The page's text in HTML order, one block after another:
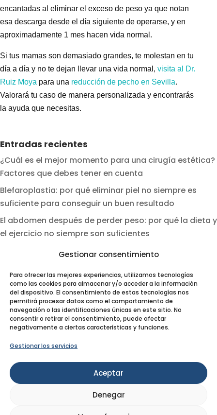
Gestionar consentimiento
Para ofrecer las mejores experiencias, utilizamos tecnologías
como las cookies para almacenar y/o acceder a la información
del dispositivo. El consentimiento de estas tecnologías nos
permitirá procesar datos como el comportamiento de
navegación o las identificaciones únicas en este sitio. No
consentir o retirar el consentimiento, puede afectar
negativamente a ciertas características y funciones.
Gestionar los servicios
Aceptar
Denegar
encantadas al eliminar el exceso de peso ya que notan
esa descarga desde el día siguiente de operarse, y en
aproximadamente 1 mes hacen vida normal.
Si tus mamas son demasiado grandes, te molestan en tu
día a día y no te dejan llevar una vida normal, visita al
Dr.
Ruiz Moya para una reducción de pecho en Sevilla.
Valorará tu caso de manera personalizada y encontrarás
la ayuda que necesitas.
Entradas recientes
¿Cuál es el mejor momento para una cirugía estética?
Factores que debes tener en cuenta
Blefaroplastia: por qué eliminar piel no siempre es
suficiente para conseguir un buen resultado
El abdomen después de perder peso: por qué la dieta y
el ejercicio no siempre son suficientes
Artículos
Noticias
Novedades
Plástica Ruiz Moya
Tratamientos
Buscador